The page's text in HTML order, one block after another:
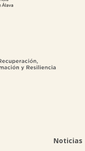
Noticias